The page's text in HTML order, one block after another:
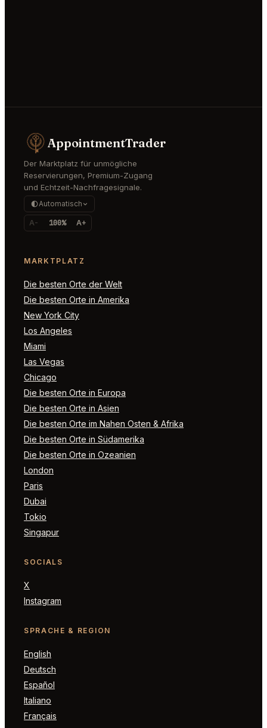
AppointmentTrader
Der Marktplatz für unmögliche
Reservierungen, Premium-Zugang
und Echtzeit-Nachfragesignale.
Automatisch
A- 100% A+
MARKTPLATZ
Die besten Orte der Welt
Die besten Orte in Amerika
New York City
Los Angeles
Miami
Las Vegas
Chicago
Die besten Orte in Europa
Die besten Orte in Asien
Die besten Orte im Nahen Osten & Afrika
Die besten Orte in Südamerika
Die besten Orte in Ozeanien
London
Paris
Dubai
Tokio
Singapur
SOCIALS
X
Instagram
SPRACHE & REGION
English
Deutsch
Español
Italiano
Français